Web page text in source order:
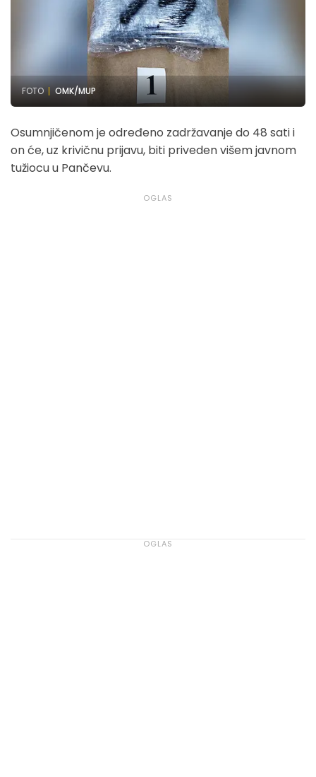
FOTO OMK/MUP
Osumnjičenom je određeno zadržavanje do 48 sati i
on će, uz krivičnu prijavu, biti priveden višem javnom
tužiocu u Pančevu.